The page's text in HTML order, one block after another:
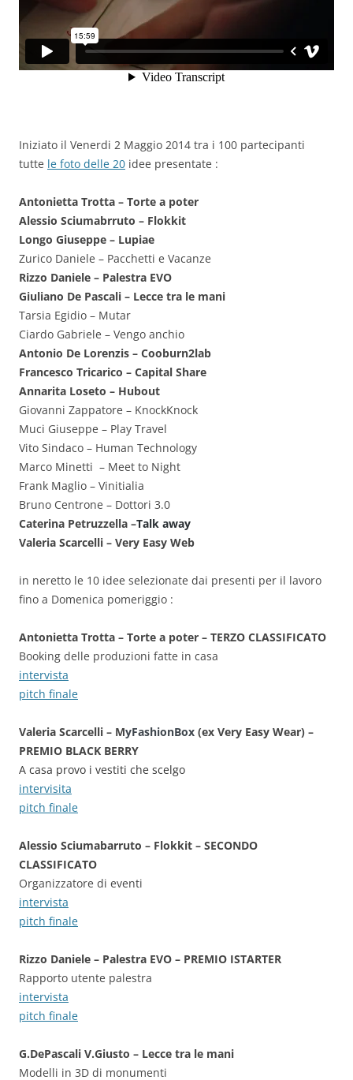
Iniziato il Venerdi 2 Maggio 2014 tra i 100 partecipanti
tutte le foto delle 20 idee presentate :
Antonietta Trotta – Torte a poter
Alessio Sciumabrruto – Flokkit
Longo Giuseppe – Lupiae
Zurico Daniele – Pacchetti e Vacanze
Rizzo Daniele – Palestra EVO
Giuliano De Pascali – Lecce tra le mani
Tarsia Egidio – Mutar
Ciardo Gabriele – Vengo anchio
Antonio De Lorenzis – Cooburn2lab
Francesco Tricarico – Capital Share
Annarita Loseto – Hubout
Giovanni Zappatore – KnockKnock
Muci Giuseppe – Play Travel
Vito Sindaco – Human Technology
Marco Minetti – Meet to Night
Frank Maglio – Vinitialia
Bruno Centrone – Dottori 3.0
Caterina Petruzzella –Talk away
Valeria Scarcelli – Very Easy Web
in neretto le 10 idee selezionate dai presenti per il lavoro
fino a Domenica pomeriggio :
Antonietta Trotta – Torte a poter – TERZO CLASSIFICATO
Booking delle produzioni fatte in casa
intervista
pitch finale
Valeria Scarcelli – MyFashionBox (ex Very Easy Wear) –
PREMIO BLACK BERRY
A casa provo i vestiti che scelgo
intervisita
pitch finale
Alessio Sciumabarruto – Flokkit – SECONDO
CLASSIFICATO
Organizzatore di eventi
intervista
pitch finale
Rizzo Daniele – Palestra EVO – PREMIO ISTARTER
Rapporto utente palestra
intervista
pitch finale
G.DePascali V.Giusto – Lecce tra le mani
Modelli in 3D di monumenti